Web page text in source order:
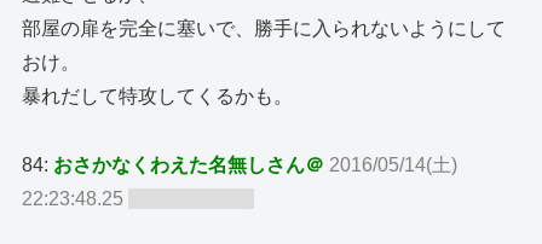
部屋の扉を完全に塞いで、勝手に入られないようにして
おけ。
暴れだして特攻してくるかも。
84: おさかなくわえた名無しさん＠ 2016/05/14(土)
22:23:48.25